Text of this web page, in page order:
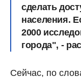
сделать
населения.
2000
города", -
Сейчас, по